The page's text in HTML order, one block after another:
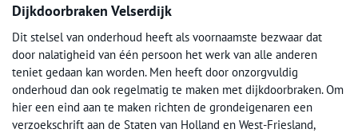
Dijkdoorbraken Velserdijk
Dit stelsel van onderhoud heeft als voornaamste bezwaar dat
door nalatigheid van één persoon het werk van alle anderen
teniet gedaan kan worden. Men heeft door onzorgvuldig
onderhoud dan ook regelmatig te maken met dijkdoorbraken. Om
hier een eind aan te maken richten de grondeigenaren een
verzoekschrift aan de Staten van Holland en West-Friesland,